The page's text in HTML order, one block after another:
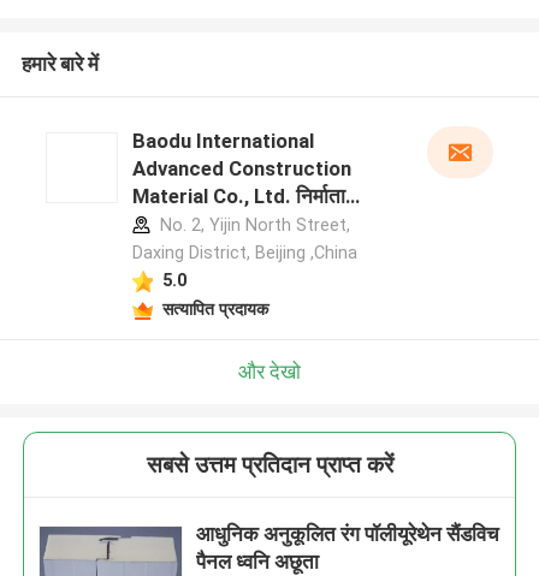
हमारे बारे में
Baodu International
Advanced Construction
Material Co., Ltd. निर्माता
प्रोफ़ाइलNo. 2, Yijin North Street,
Daxing District, Beijing ,China
5.0
सत्यापित प्रदायक
और देखो
सबसे उत्तम प्रतिदान प्राप्त करें
आधुनिक अनुकूलित रंग पॉलीयूरेथेन सैंडविच
पैनल ध्वनि अछूता